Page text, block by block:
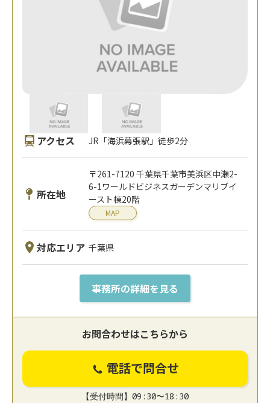
アクセス JR「海浜幕張駅」徒歩2分
所在地
〒261-7120 千葉県千葉市美浜区中瀬2-
6-1ワールドビジネスガーデンマリブイ
ースト棟20階
MAP
対応エリア 千葉県
事務所の詳細を見る
お問合わせはこちらから
電話で問合せ
【受付時間】09:30〜18:30